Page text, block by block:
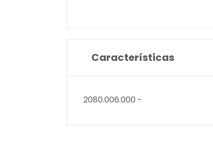
Características
2080.006.000 -